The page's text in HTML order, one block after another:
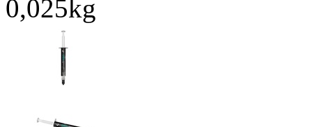
0,025kg